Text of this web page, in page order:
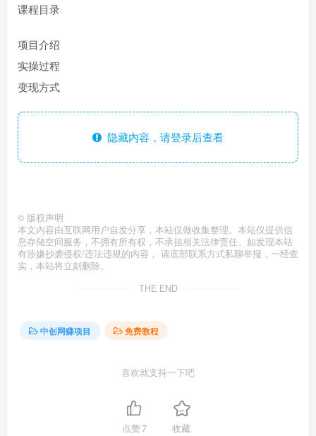
课程目录
项目介绍
实操过程
变现方式
隐藏内容，请登录后查看
© 版权声明
本文内容由互联网用户自发分享，本站仅做收集整理。本站仅提供信
息存储空间服务，不拥有所有权，不承担相关法律责任。如发现本站
有涉嫌抄袭侵权/违法违规的内容， 请底部联系方式私聊举报，一经查
实，本站将立刻删除。
THE END
中创网赚项目 免费教程
喜欢就支持一下吧
点赞7 收藏